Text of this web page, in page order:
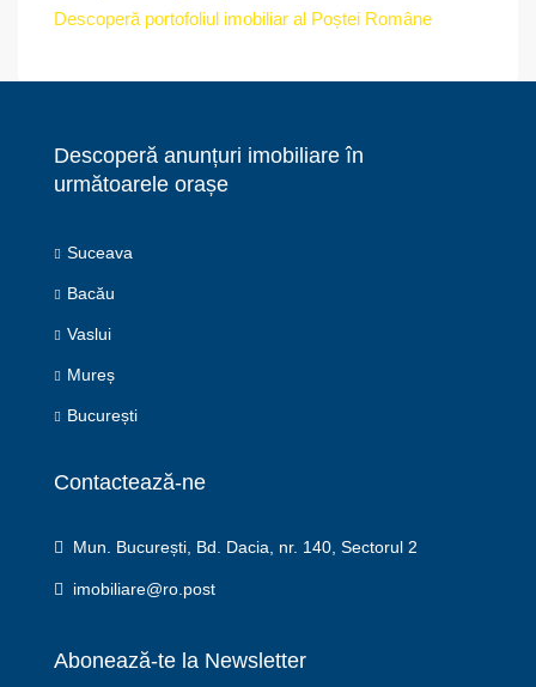
Descoperă portofoliul imobiliar al Poștei Române
Descoperă anunțuri imobiliare în
următoarele orașe
Suceava
Bacău
Vaslui
Mureș
București
Contactează-ne
Mun. București, Bd. Dacia, nr. 140, Sectorul 2
imobiliare@ro.post
Abonează-te la Newsletter